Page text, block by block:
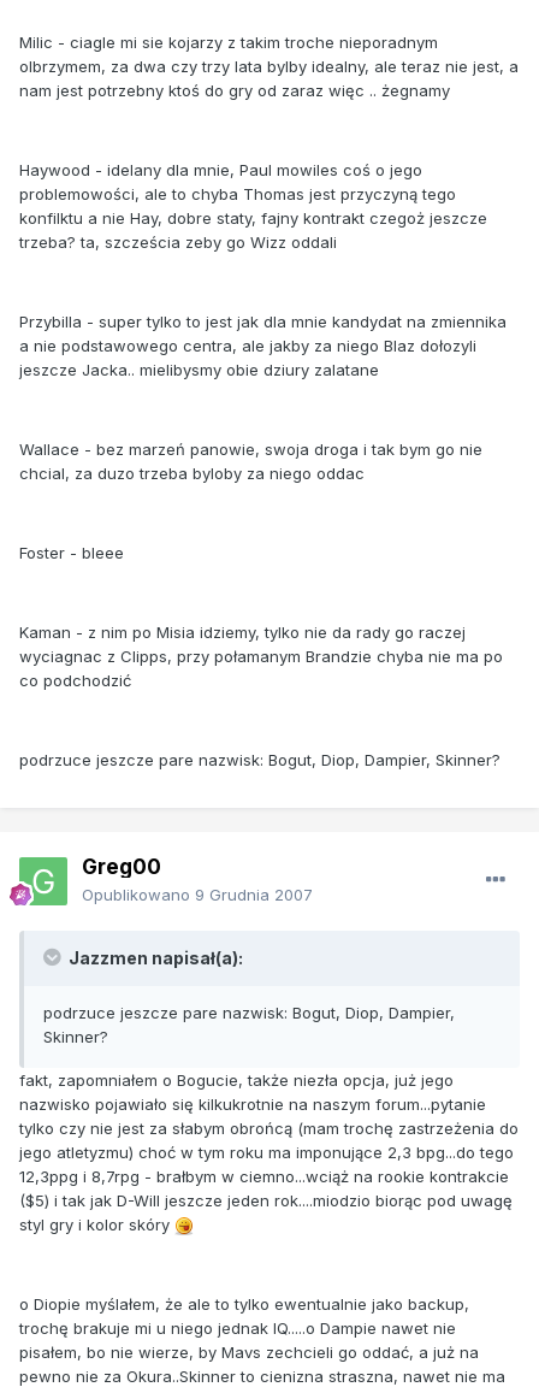
Milic - ciagle mi sie kojarzy z takim troche nieporadnym
olbrzymem, za dwa czy trzy lata bylby idealny, ale teraz nie jest, a
nam jest potrzebny ktoś do gry od zaraz więc .. żegnamy
Haywood - idelany dla mnie, Paul mowiles coś o jego
problemowości, ale to chyba Thomas jest przyczyną tego
konfilktu a nie Hay, dobre staty, fajny kontrakt czegoż jeszcze
trzeba? ta, szcześcia zeby go Wizz oddali
Przybilla - super tylko to jest jak dla mnie kandydat na zmiennika
a nie podstawowego centra, ale jakby za niego Blaz dołozyli
jeszcze Jacka.. mielibysmy obie dziury zalatane
Wallace - bez marzeń panowie, swoja droga i tak bym go nie
chcial, za duzo trzeba byloby za niego oddac
Foster - bleee
Kaman - z nim po Misia idziemy, tylko nie da rady go raczej
wyciagnac z Clipps, przy połamanym Brandzie chyba nie ma po
co podchodzić
podrzuce jeszcze pare nazwisk: Bogut, Diop, Dampier, Skinner?
Greg00
Opublikowano 9 Grudnia 2007
Jazzmen napisał(a):
podrzuce jeszcze pare nazwisk: Bogut, Diop, Dampier,
Skinner?
fakt, zapomniałem o Bogucie, także niezła opcja, już jego
nazwisko pojawiało się kilkukrotnie na naszym forum...pytanie
tylko czy nie jest za słabym obrońcą (mam trochę zastrzeżenia do
jego atletyzmu) choć w tym roku ma imponujące 2,3 bpg...do tego
12,3ppg i 8,7rpg - brałbym w ciemno...wciąż na rookie kontrakcie
($5) i tak jak D-Will jeszcze jeden rok....miodzio biorąc pod uwagę
styl gry i kolor skóry
o Diopie myślałem, że ale to tylko ewentualnie jako backup,
trochę brakuje mi u niego jednak IQ.....o Dampie nawet nie
pisałem, bo nie wierze, by Mavs zechcieli go oddać, a już na
pewno nie za Okura..Skinner to cienizna straszna, nawet nie ma